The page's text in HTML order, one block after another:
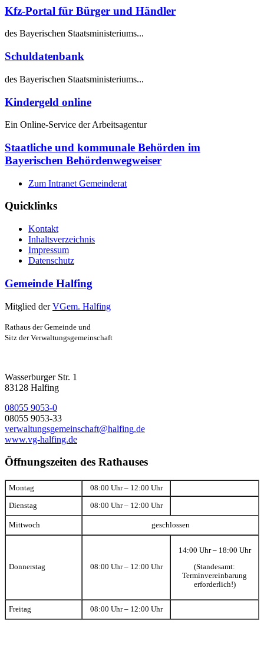
Kfz-Portal für Bürger und Händler
des Bayerischen Staatsministeriums...
Schuldatenbank
des Bayerischen Staatsministeriums...
Kindergeld online
Ein Online-Service der Arbeitsagentur
Staatliche und kommunale Behörden im
Bayerischen Behördenwegweiser
Zum Intranet Gemeinderat
Quicklinks
Kontakt
Inhaltsverzeichnis
Impressum
Datenschutz
Gemeinde Halfing
Mitglied derVGem. Halfing
Rathaus der Gemeinde und
Sitz der Verwaltungsgemeinschaft
Wasserburger Str. 1
83128 Halfing
08055 9053-0
08055 9053-33
verwaltungsgemeinschaft@halfing.de
www.vg-halfing.de
Öffnungszeiten des Rathauses
Montag 08:00 Uhr – 12:00 Uhr
Dienstag 08:00 Uhr – 12:00 Uhr
Mittwoch geschlossen
Donnerstag 08:00 Uhr – 12:00 Uhr
14:00 Uhr – 18:00 Uhr
(Standesamt:
Terminvereinbarung
erforderlich!)
Freitag 08:00 Uhr – 12:00 Uhr